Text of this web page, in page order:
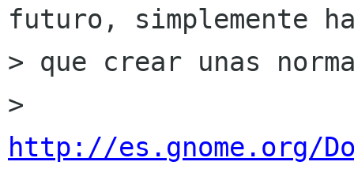
futuro, simplemente
> que crear unas
http://es.gnome.org/